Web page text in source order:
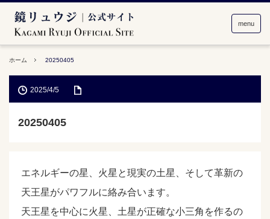
menu
ホーム 20250405
2025/4/5
20250405
エネルギーの星、火星と現実の土星、そして革新の
天王星がパワフルに絡み合います。
天王星を中心に火星、土星が正確な小三角を作るの